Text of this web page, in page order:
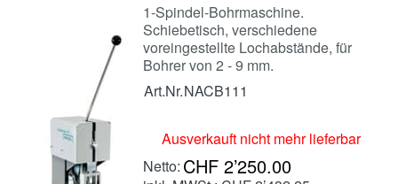
1-Spindel-Bohrmaschine.
Schiebetisch, verschiedene
voreingestellte Lochabstände, für
Bohrer von 2 - 9 mm.
Art.Nr.NACB111
Ausverkauft nicht mehr lieferbar
CHF 2’250.00